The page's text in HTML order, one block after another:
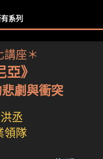
系列
講座＊
亞》
劇與衝突
丞
領隊